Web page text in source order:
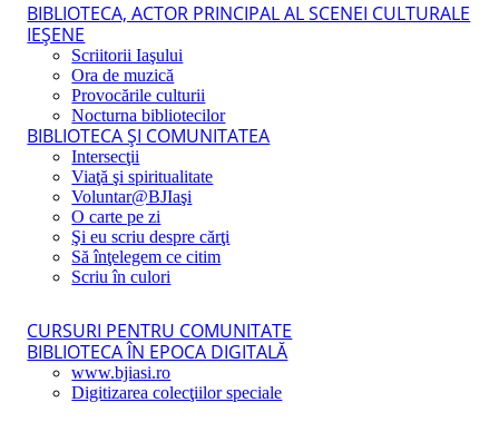
BIBLIOTECA, ACTOR PRINCIPAL AL SCENEI CULTURALE
IEŞENE
Scriitorii Iaşului
Ora de muzică
Provocările culturii
Nocturna bibliotecilor
BIBLIOTECA ŞI COMUNITATEA
Intersecţii
Viaţă şi spiritualitate
Voluntar@BJIaşi
O carte pe zi
Şi eu scriu despre cărţi
Să înţelegem ce citim
Scriu în culori
CURSURI PENTRU COMUNITATE
BIBLIOTECA ÎN EPOCA DIGITALĂ
www.bjiasi.ro
Digitizarea colecţiilor speciale